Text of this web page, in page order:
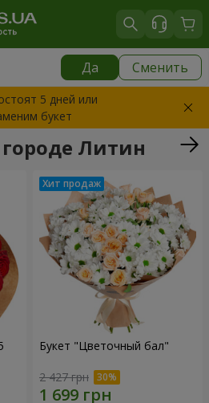
Да Сменить
5 дней или
букет
Литин
Букет "Цветочный бал"
2 427 грн